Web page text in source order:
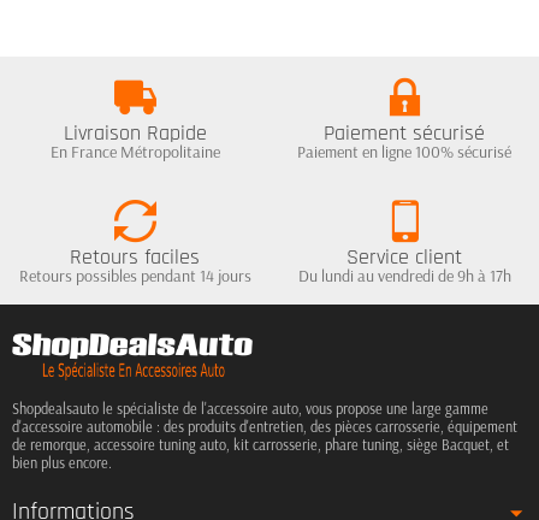
Livraison Rapide
En France Métropolitaine
Paiement sécurisé
Paiement en ligne 100% sécurisé
Retours faciles
Retours possibles pendant 14 jours
Service client
Du lundi au vendredi de 9h à 17h
Shopdealsauto le spécialiste de l'accessoire auto, vous propose une large gamme
d'accessoire automobile : des produits d'entretien, des pièces carrosserie, équipement
de remorque, accessoire tuning auto, kit carrosserie, phare tuning, siège Bacquet, et
bien plus encore.
Informations